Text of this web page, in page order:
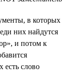
в которых
них найдутся
и потом к
есть слово